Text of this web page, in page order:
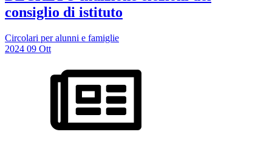
consiglio di istituto
Circolari per alunni e famiglie
2024 09 Ott